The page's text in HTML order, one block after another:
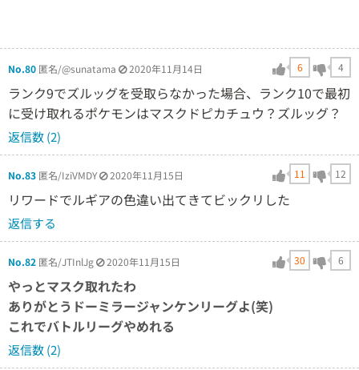
No.80 匿名/@sunatama 2020年11月14日 6 4
ランク9でズルッグを受取らなかった場合、ランク10で最初
に受け取れるポケモンはマスクドピカチュウ？ズルッグ？
返信数 (2)
No.83 匿名/IziVMDY 2020年11月15日 11 12
リワードでルギアの色違い出てきてビックリした
返信する
No.82 匿名/JTInlJg 2020年11月15日 30 6
やっとマスク取れたわ
ありがとうドーミラージャンケンリーグよ(笑)
これでバトルリーグやめれる
返信数 (2)